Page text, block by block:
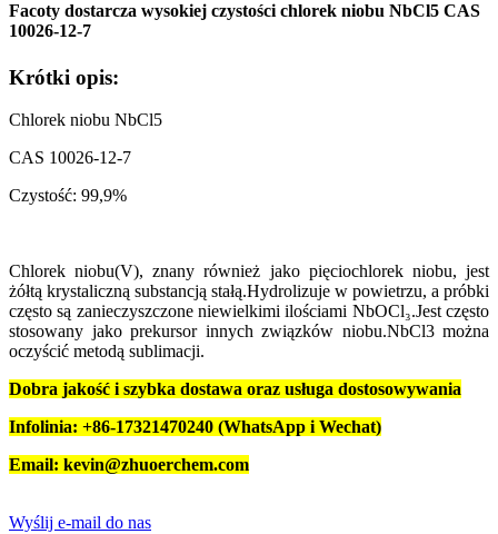
Facoty dostarcza wysokiej czystości chlorek niobu NbCl5 CAS
10026-12-7
Krótki opis:
Chlorek niobu NbCl5
CAS 10026-12-7
Czystość: 99,9%
Chlorek niobu(V), znany również jako pięciochlorek niobu, jest
żółtą krystaliczną substancją stałą.Hydrolizuje w powietrzu, a próbki
często są zanieczyszczone niewielkimi ilościami NbOCl₃.Jest często
stosowany jako prekursor innych związków niobu.NbCl3 można
oczyścić metodą sublimacji.
Dobra jakość i szybka dostawa oraz usługa dostosowywania
Infolinia: +86-17321470240 (WhatsApp i Wechat)
Email: kevin@zhuoerchem.com
Wyślij e-mail do nas